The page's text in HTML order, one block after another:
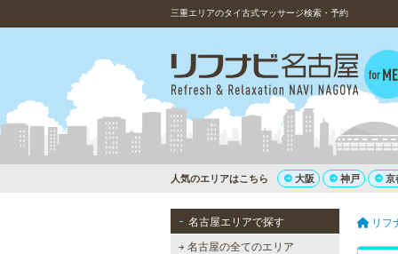
三重エリアのタイ古式マッサージ検索・予約
人気のエリアはこちら 大阪 神戸 京
名古屋エリアで探す
名古屋の全てのエリア
リフ